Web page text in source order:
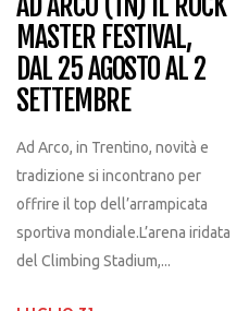
MASTER FESTIVAL,
DAL 25 AGOSTO AL 2
SETTEMBRE
Ad Arco, in Trentino, novità e
tradizione si incontrano per
offrire il top dell’arrampicata
sportiva mondiale.L’arena iridata
del Climbing Stadium,...